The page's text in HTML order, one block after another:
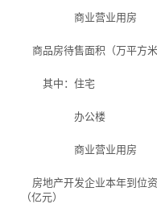
商业营业用房
商品房待售面积（万平方米
其中：住宅
办公楼
商业营业用房
房地产开发企业本年到位
（亿元）